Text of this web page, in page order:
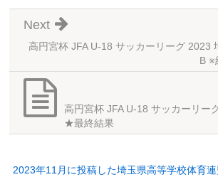
高円宮杯 JFA U-18 サッカーリーグ 2023
B ※
Next
高円宮杯 JFA U-18 サッカーリー
★最終結果
2023年11月に投稿した埼玉県高等学校体育